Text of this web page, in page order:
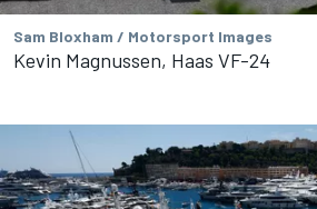
Sam Bloxham / Motorsport Images
Kevin Magnussen, Haas VF-24